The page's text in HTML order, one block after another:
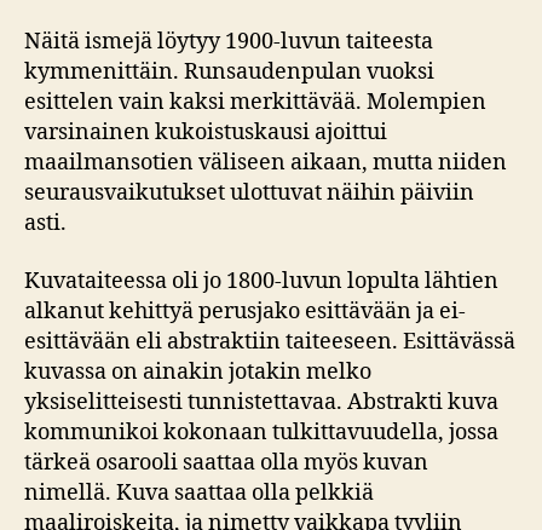
Näitä ismejä löytyy 1900-luvun taiteesta
kymmenittäin. Runsaudenpulan vuoksi
esittelen vain kaksi merkittävää. Molempien
varsinainen kukoistuskausi ajoittui
maailmansotien väliseen aikaan, mutta niiden
seurausvaikutukset ulottuvat näihin päiviin
asti.
Kuvataiteessa oli jo 1800-luvun lopulta lähtien
alkanut kehittyä perusjako esittävään ja ei-
esittävään eli abstraktiin taiteeseen. Esittävässä
kuvassa on ainakin jotakin melko
yksiselitteisesti tunnistettavaa. Abstrakti kuva
kommunikoi kokonaan tulkittavuudella, jossa
tärkeä osarooli saattaa olla myös kuvan
nimellä. Kuva saattaa olla pelkkiä
maaliroiskeita, ja nimetty vaikkapa tyyliin